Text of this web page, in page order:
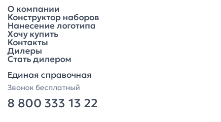
О компании
Конструктор наборов
Нанесение логотипа
Хочу купить
Контакты
Дилеры
Стать дилером
Единая справочная
Звонок бесплатный
8 800 333 13 22